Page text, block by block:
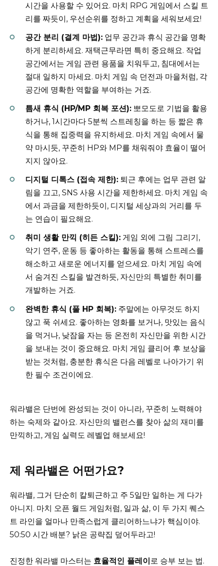
시간을 사용할 수 있어요. 마치 RPG 게임에서 스킬 트
리를 짜듯이, 우선순위를 정하고 계획을 세워보세요!
공간 분리 (결계 마법): 업무 공간과 휴식 공간을 명확
하게 분리하세요. 재택근무라면 특히 중요해요. 작업
공간에서는 게임 관련 용품을 치워두고, 침대에서는
절대 일하지 마세요. 마치 게임 속 던전과 마을처럼, 각
공간에 명확한 역할을 부여하는 거죠.
틈새 휴식 (HP/MP 회복 포션): 뽀모도로 기법을 활용
하거나, 1시간마다 5분씩 스트레칭을 하는 등 짧은 휴
식을 통해 집중력을 유지하세요. 마치 게임 속에서 물
약 마시듯, 꾸준히 HP와 MP를 채워줘야 효율이 떨어
지지 않아요.
디지털 디톡스 (접속 제한): 퇴근 후에는 업무 관련 알
림을 끄고, SNS 사용 시간을 제한하세요. 마치 게임 속
에서 과금을 제한하듯이, 디지털 세상과의 거리를 두
는 연습이 필요해요.
취미 생활 만끽 (히든 스킬): 게임 외에 그림 그리기,
악기 연주, 운동 등 좋아하는 활동을 통해 스트레스를
해소하고 새로운 에너지를 얻으세요. 마치 게임 속에
서 숨겨진 스킬을 발견하듯, 자신만의 특별한 취미를
개발하는 거죠.
완벽한 휴식 (풀 HP 회복): 주말에는 아무것도 하지
않고 푹 쉬세요. 좋아하는 영화를 보거나, 맛있는 음식
을 먹거나, 낮잠을 자는 등 온전히 자신만을 위한 시간
을 보내는 것이 중요해요. 마치 게임 클리어 후 보상을
받는 것처럼, 충분한 휴식은 다음 레벨로 나아가기 위
한 필수 조건이에요.
워라밸은 단번에 완성되는 것이 아니라, 꾸준히 노력해야
하는 숙제와 같아요. 자신만의 밸런스를 찾아 삶의 재미를
만끽하고, 게임 실력도 레벨업 해보세요!
제 워라밸은 어떤가요?
워라밸, 그거 단순히 칼퇴근하고 주 5일만 일하는 게 다가
아니지. 마치 오픈 월드 게임처럼, 일과 삶, 이 두 가지 퀘스
트 라인을 얼마나 만족스럽게 클리어하느냐가 핵심이야.
50:50 시간 배분? 낡은 공략집 덮어두라고!
진정한 워라밸 마스터는 효율적인 플레이로 승부 보는 법.